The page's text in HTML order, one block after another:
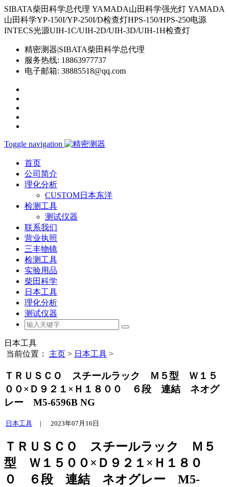
SIBATA柴田科学总代理 YAMADA山田科学强光灯 YAMADA
山田科学YP-150I/YP-250I/D检查灯HPS-150/HPS-250电源
INTECS光源UIH-1C/UIH-2D/UIH-3D/UIH-1H检查灯
精密测器|SIBATA柴田科学总代理
服务热线: 18863977737
电子邮箱: 38885518@qq.com
Toggle navigation
首页
公司简介
理化分析
CUSTOM日本东洋
检测工具
测试仪器
联系我们
营业执照
三丰物镜
检测工具
实验用品
柴田科学
日本工具
理化分析
测试仪器
日本工具
当前位置： 主页 > 日本工具 >
ＴＲＵＳＣＯ スチールラック Ｍ５型 Ｗ１５
００×Ｄ９２１×Ｈ１８００ ６段 連結 ネオグ
レー M5-6596B NG
日本工具 | 2023年07月16日
ＴＲＵＳＣＯ スチールラック Ｍ５
型 Ｗ１５００×Ｄ９２１×Ｈ１８０
０ ６段 連結 ネオグレー M5-